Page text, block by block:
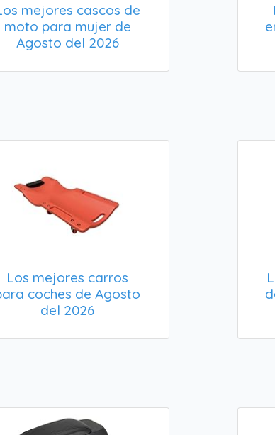
mejores cascos de
moto para mujer de
Agosto del 2026
Los mejores carros
coches de Agosto
del 2026